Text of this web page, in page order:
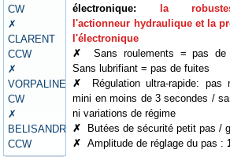
CW
✗
CLARENT
CCW
✗
VORPALINE
CW
✗
BELISANDRE
CCW
électronique:
la
l'actionneur hydraulique et la
l'électronique
✗ Sans roulements = pas de
Sans lubrifiant = pas de fuites
✗
Régulation ultra-rapide:
mini en moins de 3 secondes /
ni variations de régime
✗
Butées de sécurité petit pas /
✗Amplitude de réglage du pas :